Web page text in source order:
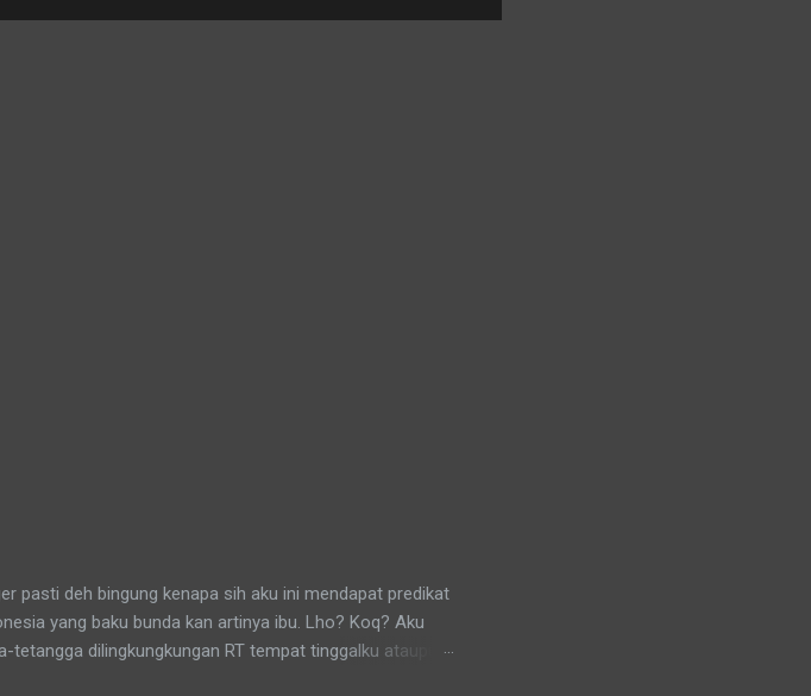
pasti deh bingung kenapa sih aku ini mendapat predikat
yang baku bunda kan artinya ibu. Lho? Koq? Aku
dilingkungkungan RT tempat tinggalku ataupun